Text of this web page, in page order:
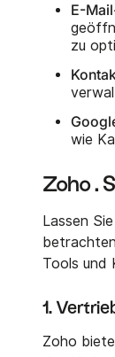
E-
zu
wie
Zoho .
Lassen
Tools und
1.
Zoho